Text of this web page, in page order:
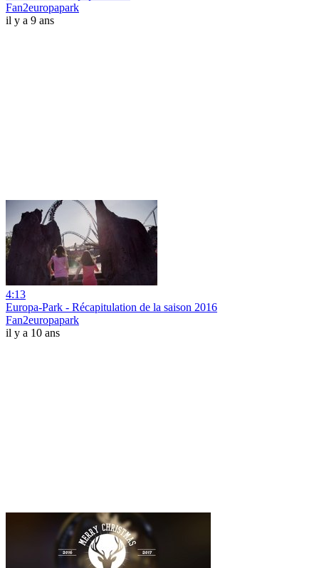
Fan2europapark
il y a 9 ans
4:13
Europa-Park - Récapitulation de la saison 2016
Fan2europapark
il y a 10 ans